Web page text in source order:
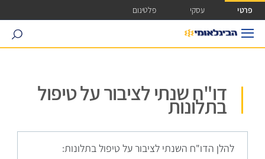
גישה ישירה לכפתור כניסה לחשבונך
פרטי עסקי פלטינום
search
דו"ח שנתי לציבור על טיפול
בתלונות
להלן הדו"ח השנתי לציבור על טיפול בתלונות: